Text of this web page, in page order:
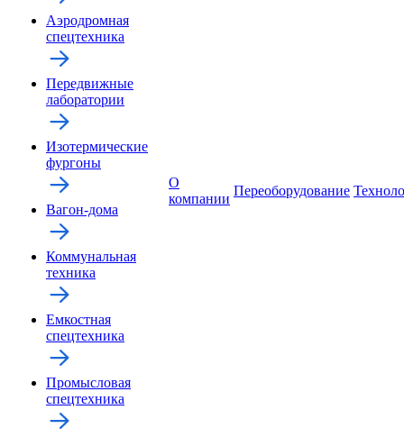
Аэродромная
спецтехника
Передвижные
лаборатории
Изотермические
фургоны
Вагон-дома
Коммунальная
техника
Емкостная
спецтехника
Промысловая
спецтехника
О
компании
Переоборудование